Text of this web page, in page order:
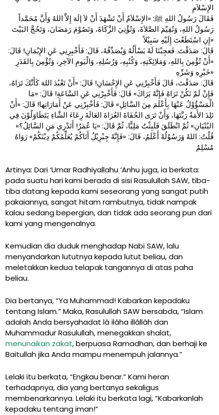
الإِسْلاَمِ
فَقَالَ رَسُولُ اللهِ ﷺ: «الإِسْلاَمُ أَنْ تَشْهَدَ أَنْ لاَ إلَهَ إِلاَّ اللهُ وَأَنَّ مُحَمَّداً
رَسُولُ اللهِ، وَتُقِيْمَ الصَّلاَةَ، وَتُؤْتِيَ الزَّكَاةَ، وَتَصُوْمَ رَمَضَانَ، وَتَحُجَّ البَيْتَ
إِنِ اسْتَطَعْتَ إِلَيْهِ سَبِيْلاً»
قَالَ: صَدَقْتَ. فَعجِبْنَا لَهُ يَسْأَلُهُ وَيُصَدِّقُهُ، قَالَ: فَأَخْبِرِنِي عَنِ الإِيْمَانِ! قَالَ:
«أَنْ تُؤْمِنَ بِاللهِ، وَمَلاِئِكَتِهِ، وَكُتُبِهِ، وَرُسُلِهِ، وَالْيَومِ الآخِرِ، وَتُؤْمِنَ بِالقَدَرِ
خَيْرِهِ وَشَرِّهِ»
قَالَ: صَدَقْتَ، قَالَ فَأَخْبِرْنِي عَنِ الإِحْسَانِ! قَالَ: «أَنْ تَعْبُدَ اللهَ كَأَنَّكَ تَرَاهُ،
فَإِنْ لَمْ تَكُنْ تَرَاهُ فَإِنَّهُ يَرَاكَ» قَالَ: فَأَخْبِرْنِي عَنِ السَّاعَةِ! قَالَ: «مَا
الْمَسْؤُوْلُ عَنْهَا بِأَعْلَمَ مِنَ السَّائِلِ» قَالَ: فَأخْبِرْنِي عَنْ أَمَارَاتِها! قَالَ: «أَنْ
تَلِدَ الأَمَةُ رَبَّتَهَا، وَأَنْ تَرَى الحُفَاةَ العُرَاةَ العَالَةَ رِعَاءَ الشَّاءِ يَتَطَاوَلُوْنَ فِي
البُنْيَانِ» ثُمَّ انْطَلَقَ فَلَبِثْتُ مَلِيًّا، ثُمَّ قَالَ: «يَا عُمَرُ! أَتَدْرِي مَنِ السَّائِلُ؟»
قُلْتُ: اللهُ وَرَسُوْلُهُ أَعْلَمُ، قَالَ: «فَإِنَّهُ جِبْرِيْلُ أَتَاكُمْ يُعَلِّمُكُمْ دِيْنَكُمْ» رَوَاهُ
مُسْلِمٌ
Artinya: Dari ‘Umar Radhiyallahu ‘Anhu juga, ia berkata:
pada suatu hari kami berada di sisi Rasulullah SAW, tiba-
tiba datang kepada kami seseorang yang sangat putih
pakaiannya, sangat hitam rambutnya, tidak nampak
kalau sedang bepergian, dan tidak ada seorang pun dari
kami yang mengenalnya.
Kemudian dia duduk menghadap Nabi SAW, lalu
menyandarkan lututnya kepada lutut beliau, dan
meletakkan kedua telapak tangannya di atas paha
beliau.
Dia bertanya, “Ya Muhammad! Kabarkan kepadaku
tentang Islam.” Maka, Rasulullah SAW bersabda, “Islam
adalah Anda bersyahadat lâ ilâha illâllâh dan
Muhammadur Rasulullah, menegakkan shalat,
menunaikan zakat, berpuasa Ramadhan, dan berhaji ke
Baitullah jika Anda mampu menempuh jalannya.”
Lelaki itu berkata, “Engkau benar.” Kami heran
terhadapnya, dia yang bertanya sekaligus
membenarkannya. Lelaki itu berkata lagi, “Kabarkanlah
kepadaku tentang iman!”